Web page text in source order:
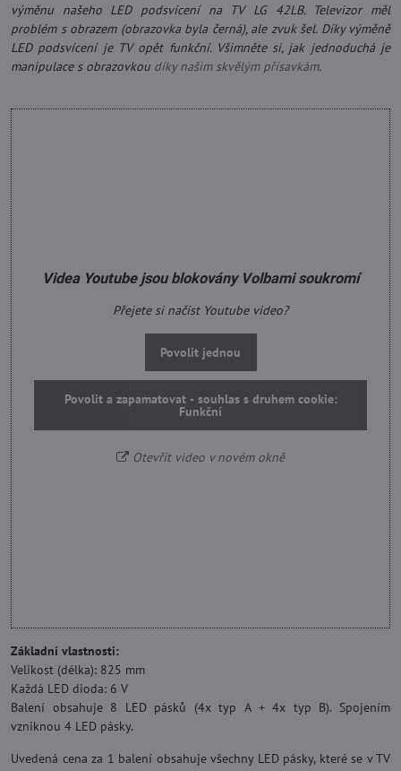
výměnu našeho LED podsvícení na TV LG 42LB. Televizor měl
problém s obrazem (obrazovka byla černá), ale zvuk šel. Díky výměně
LED podsvícení je TV opět funkční. Všimněte si, jak jednoduchá je
manipulace s obrazovkou díky našim skvělým přísavkám.
Videa Youtube jsou blokovány Volbami soukromí
Přejete si načíst Youtube video?
Povolit jednou
Povolit a zapamatovat - souhlas s druhem cookie:
Funkční
Otevřít video v novém okně
Základní vlastnosti:
Velikost (délka): 825 mm
Každá LED dioda: 6 V
Balení obsahuje 8 LED pásků (4x typ A + 4x typ B). Spojením
vzniknou 4 LED pásky.
Uvedená cena za 1 balení obsahuje všechny LED pásky, které se v TV